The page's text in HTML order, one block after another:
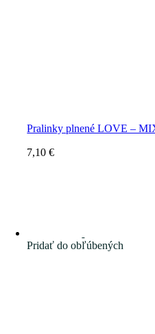
Pralinky plnené LOVE –
7,10€
Pridať do obľúbených